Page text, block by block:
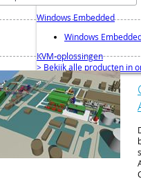
Windows Embedded
Windows
KVM-oplossingen
> Bekijk alle producten in